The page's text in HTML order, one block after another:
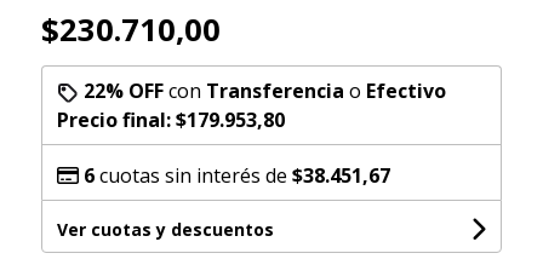
$230.710,00
22% OFFcon Transferencia o Efectivo
Precio final:$179.953,80
6cuotas sin interés de $38.451,67
Ver cuotas y descuentos